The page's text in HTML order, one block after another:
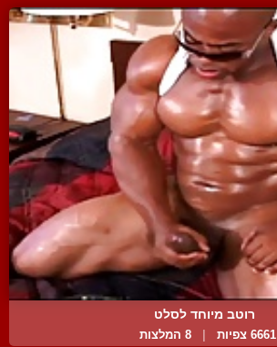
רוטב מיוחד לסלט
6661 צפיות 8 המלצות